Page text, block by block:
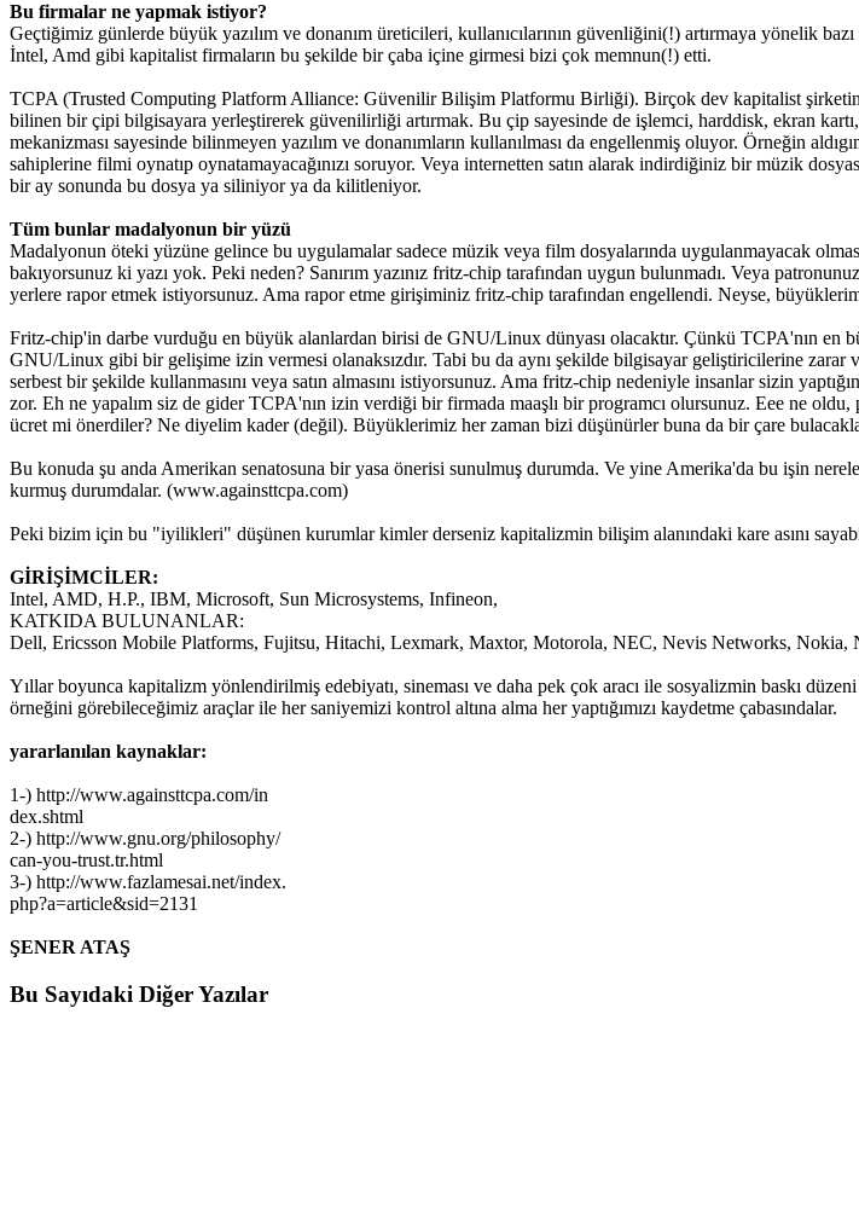
Bu firmalar ne yapmak istiyor?
Geçtiğimiz günlerde büyük yazılım ve donanım üreticileri, kullanıcılarının güvenliğini(!) artırmaya yönelik
İntel, Amd gibi kapitalist firmaların bu şekilde bir çaba içine girmesi bizi çok memnun(!) etti.
TCPA (Trusted Computing Platform Alliance: Güvenilir Bilişim Platformu Birliği). Birçok dev kapitalist
bilinen bir çipi bilgisayara yerleştirerek güvenilirliği artırmak. Bu çip sayesinde de işlemci, harddisk, ekran
mekanizması sayesinde bilinmeyen yazılım ve donanımların kullanılması da engellenmiş oluyor. Örneğin
sahiplerine filmi oynatıp oynatamayacağınızı soruyor. Veya internetten satın alarak indirdiğiniz bir müzik
bir ay sonunda bu dosya ya siliniyor ya da kilitleniyor.
Tüm bunlar madalyonun bir yüzü
Madalyonun öteki yüzüne gelince bu uygulamalar sadece müzik veya film dosyalarında uygulanmayacak
bakıyorsunuz ki yazı yok. Peki neden? Sanırım yazınız fritz-chip tarafından uygun bulunmadı. Veya
yerlere rapor etmek istiyorsunuz. Ama rapor etme girişiminiz fritz-chip tarafından engellendi. Neyse,
Fritz-chip'in darbe vurduğu en büyük alanlardan birisi de GNU/Linux dünyası olacaktır. Çünkü TCPA'nın en
GNU/Linux gibi bir gelişime izin vermesi olanaksızdır. Tabi bu da aynı şekilde bilgisayar geliştiricilerine zarar
serbest bir şekilde kullanmasını veya satın almasını istiyorsunuz. Ama fritz-chip nedeniyle insanlar sizin
zor. Eh ne yapalım siz de gider TCPA'nın izin verdiği bir firmada maaşlı bir programcı olursunuz. Eee ne
ücret mi önerdiler? Ne diyelim kader (değil). Büyüklerimiz her zaman bizi düşünürler buna da bir çare
Bu konuda şu anda Amerikan senatosuna bir yasa önerisi sunulmuş durumda. Ve yine Amerika'da bu işin
kurmuş durumdalar. (www.againsttcpa.com)
Peki bizim için bu "iyilikleri" düşünen kurumlar kimler derseniz kapitalizmin bilişim alanındaki kare asını
GİRİŞİMCİLER:
Intel, AMD, H.P., IBM, Microsoft, Sun Microsystems, Infineon,
KATKIDA BULUNANLAR:
Dell, Ericsson Mobile Platforms, Fujitsu, Hitachi, Lexmark, Maxtor, Motorola, NEC, Nevis Networks, Nokia,
Yıllar boyunca kapitalizm yönlendirilmiş edebiyatı, sineması ve daha pek çok aracı ile sosyalizmin baskı
örneğini görebileceğimiz araçlar ile her saniyemizi kontrol altına alma her yaptığımızı kaydetme çabasındalar.
yararlanılan kaynaklar:
1-) http://www.againsttcpa.com/in
dex.shtml
2-) http://www.gnu.org/philosophy/
can-you-trust.tr.html
3-) http://www.fazlamesai.net/index.
php?a=article&sid=2131
ŞENER ATAŞ
Bu Sayıdaki Diğer Yazılar